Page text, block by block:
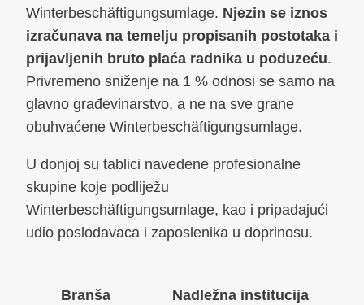
Winterbeschäftigungsumlage. Njezin se iznos
izračunava na temelju propisanih postotaka i
prijavljenih bruto plaća radnika u poduzeću.
Privremeno sniženje na 1 % odnosi se samo na
glavno građevinarstvo, a ne na sve grane
obuhvaćene Winterbeschäftigungsumlage.
U donjoj su tablici navedene profesionalne
skupine koje podliježu
Winterbeschäftigungsumlage, kao i pripadajući
udio poslodavaca i zaposlenika u doprinosu.
Branša Nadležna institucija